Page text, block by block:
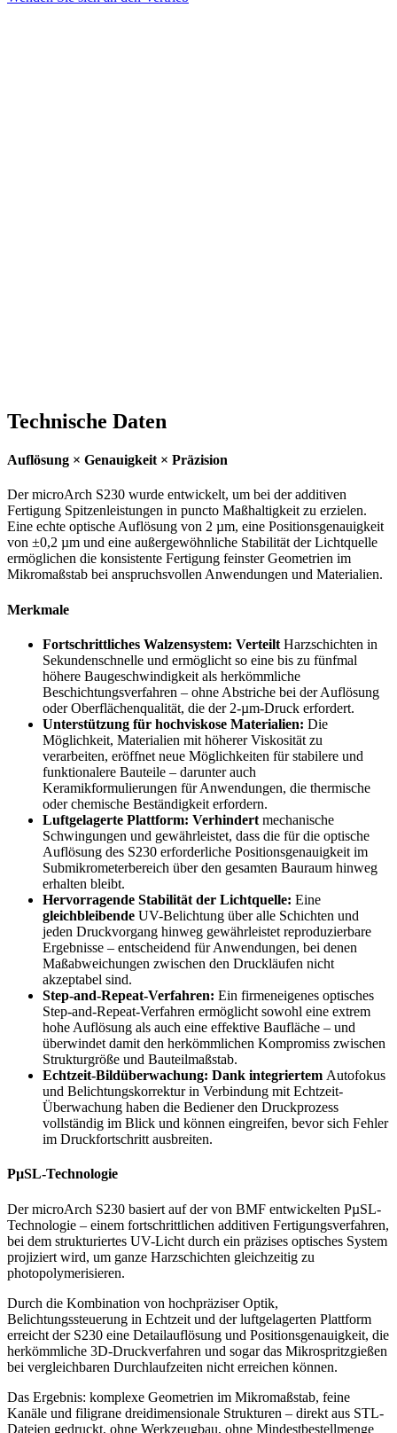
Technische Daten
Auflösung × Genauigkeit × Präzision
Der microArch S230 wurde entwickelt, um bei der additiven
Fertigung Spitzenleistungen in puncto Maßhaltigkeit zu erzielen.
Eine echte optische Auflösung von 2 µm, eine Positionsgenauigkeit
von ±0,2 µm und eine außergewöhnliche Stabilität der Lichtquelle
ermöglichen die konsistente Fertigung feinster Geometrien im
Mikromaßstab bei anspruchsvollen Anwendungen und Materialien.
Merkmale
Fortschrittliches Walzensystem: Verteilt Harzschichten in
Sekundenschnelle und ermöglicht so eine bis zu fünfmal
höhere Baugeschwindigkeit als herkömmliche
Beschichtungsverfahren – ohne Abstriche bei der Auflösung
oder Oberflächenqualität, die der 2-µm-Druck erfordert.
Unterstützung für hochviskose Materialien: Die
Möglichkeit, Materialien mit höherer Viskosität zu
verarbeiten, eröffnet neue Möglichkeiten für stabilere und
funktionalere Bauteile – darunter auch
Keramikformulierungen für Anwendungen, die thermische
oder chemische Beständigkeit erfordern.
Luftgelagerte Plattform: Verhindert mechanische
Schwingungen und gewährleistet, dass die für die optische
Auflösung des S230 erforderliche Positionsgenauigkeit im
Submikrometerbereich über den gesamten Bauraum hinweg
erhalten bleibt.
Hervorragende Stabilität der Lichtquelle: Eine
gleichbleibende UV-Belichtung über alle Schichten und
jeden Druckvorgang hinweg gewährleistet reproduzierbare
Ergebnisse – entscheidend für Anwendungen, bei denen
Maßabweichungen zwischen den Druckläufen nicht
akzeptabel sind.
Step-and-Repeat-Verfahren: Ein firmeneigenes optisches
Step-and-Repeat-Verfahren ermöglicht sowohl eine extrem
hohe Auflösung als auch eine effektive Baufläche – und
überwindet damit den herkömmlichen Kompromiss zwischen
Strukturgröße und Bauteilmaßstab.
Echtzeit-Bildüberwachung: Dank integriertem Autofokus
und Belichtungskorrektur in Verbindung mit Echtzeit-
Überwachung haben die Bediener den Druckprozess
vollständig im Blick und können eingreifen, bevor sich Fehler
im Druckfortschritt ausbreiten.
PµSL-Technologie
Der microArch S230 basiert auf der von BMF entwickelten PµSL-
Technologie – einem fortschrittlichen additiven Fertigungsverfahren,
bei dem strukturiertes UV-Licht durch ein präzises optisches System
projiziert wird, um ganze Harzschichten gleichzeitig zu
photopolymerisieren.
Durch die Kombination von hochpräziser Optik,
Belichtungssteuerung in Echtzeit und der luftgelagerten Plattform
erreicht der S230 eine Detailauflösung und Positionsgenauigkeit, die
herkömmliche 3D-Druckverfahren und sogar das Mikrospritzgießen
bei vergleichbaren Durchlaufzeiten nicht erreichen können.
Das Ergebnis: komplexe Geometrien im Mikromaßstab, feine
Kanäle und filigrane dreidimensionale Strukturen – direkt aus STL-
Dateien gedruckt, ohne Werkzeugbau, ohne Mindestbestellmenge